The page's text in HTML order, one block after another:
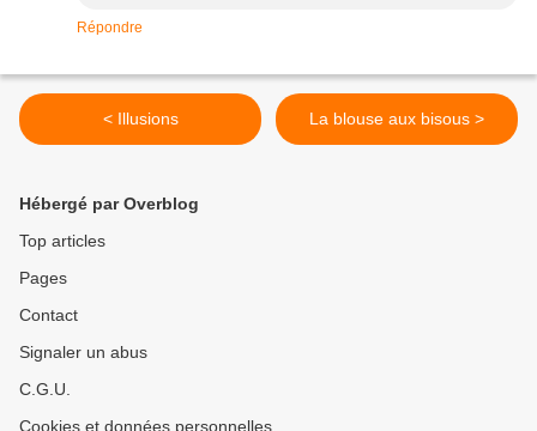
Répondre
< Illusions La blouse aux bisous >
Hébergé par Overblog
Top articles
Pages
Contact
Signaler un abus
C.G.U.
Cookies et données personnelles